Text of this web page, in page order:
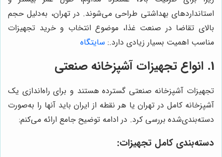
استانداردهای بهداشتی طراحی می‌شوند. در تهران، به‌دلیل حجم
بالای تقاضا در صنعت غذا، موضوع انتخاب و خرید تجهیزات
مناسب اهمیت بسیار زیادی دارد.: سایتگاه
1. انواع تجهیزات آشپزخانه صنعتی
تجهیزات آشپزخانه صنعتی گسترده هستند و برای راه‌اندازی یک
آشپزخانه کامل در تهران یا هر نقطه از ایران باید آنها را به‌صورت
دسته‌بندی‌شده بررسی کرد. در ادامه توضیح جامع ارائه می‌کنم:
دسته‌بندی کامل تجهیزات: